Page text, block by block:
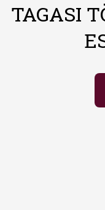
TAGASI